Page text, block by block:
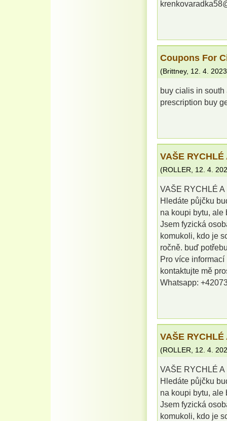
Coupons For
(Brittney, 12. 4. 2023
buy cialis in
prescription buy
VAŠE
(ROLLER 12. 4.
VAŠE RYCHLÉ
Hledáte půjčku
na koupi bytu, ale
Jsem fyzická
komukoli, kdo je
ročně. buď
Pro více
kontaktujte mě
Whatsapp:
VAŠE
(ROLLER 12. 4.
VAŠE RYCHLÉ
Hledáte půjčku
na koupi bytu, ale
Jsem fyzická
komukoli, kdo je